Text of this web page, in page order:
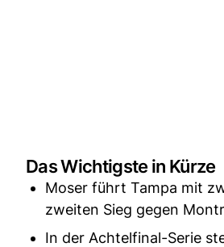
Das Wichtigste in Kürze
Moser führt Tampa mit
zweiten Sieg gegen
In der Achtelfinal-Serie